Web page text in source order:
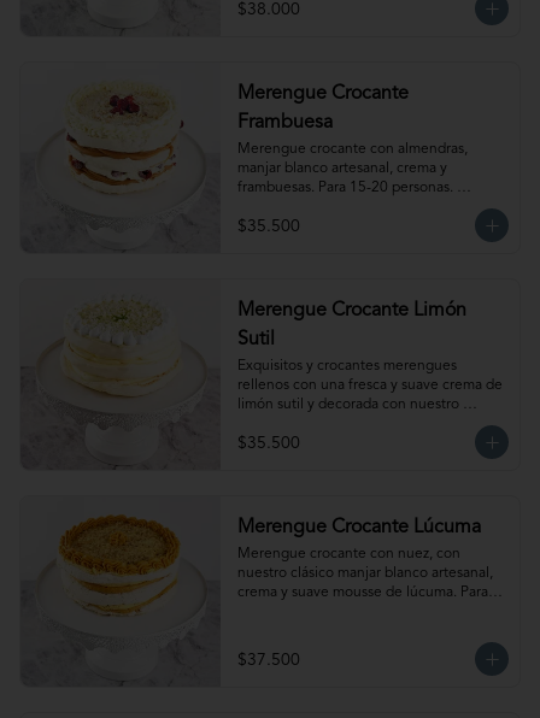
$38.000
Merengue Crocante
Frambuesa
Merengue crocante con almendras,
manjar blanco artesanal, crema y
frambuesas. Para 15-20 personas.
descongelar 2.5 a 3.5 horas a
$35.500
Merengue Crocante Limón
Sutil
Exquisitos y crocantes merengues
rellenos con una fresca y suave crema de
limón sutil y decorada con nuestro
personas. Producto congelado, se
recomienda descongelar de 1 a 2 horas a
$35.500
Merengue Crocante Lúcuma
Merengue crocante con nuez, con
nuestro clásico manjar blanco artesanal,
crema y suave mousse de lúcuma. Para
temperatura ambiente antes de servir.
$37.500